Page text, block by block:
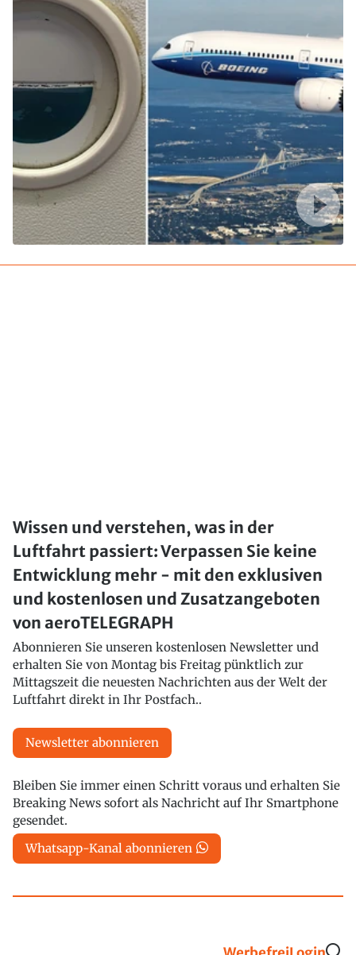
Wissen und verstehen, was in der
Luftfahrt passiert: Verpassen Sie keine
Entwicklung mehr - mit den exklusiven
und kostenlosen und Zusatzangeboten
von aeroTELEGRAPH
Abonnieren Sie unseren kostenlosen Newsletter und
erhalten Sie von Montag bis Freitag pünktlich zur
Mittagszeit die neuesten Nachrichten aus der Welt der
Luftfahrt direkt in Ihr Postfach..
Newsletter abonnieren
Bleiben Sie immer einen Schritt voraus und erhalten Sie
Breaking News sofort als Nachricht auf Ihr Smartphone
gesendet.
Whatsapp-Kanal abonnieren